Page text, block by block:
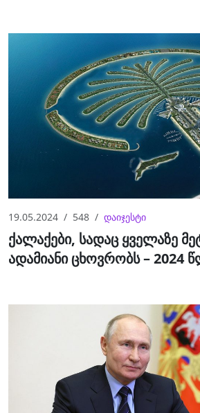
19.05.2024 548 დაიჯესტი
ქალაქები, სადაც ყველაზე
ადამიანი ცხოვრობს – 2024